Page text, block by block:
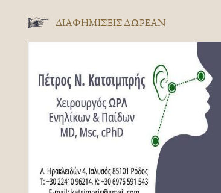
ΔΙΑΦΗΜΊΣΕΙΣ ΔΩΡΕΆΝ